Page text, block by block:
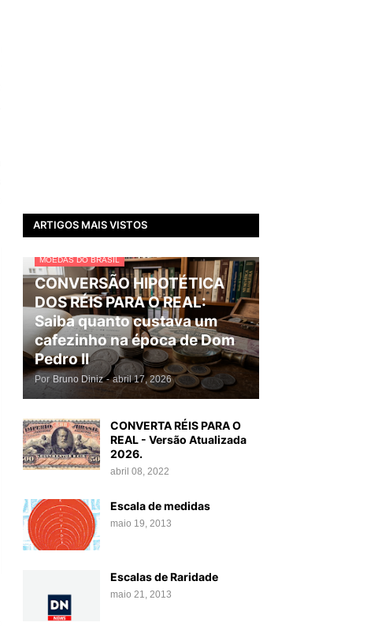
ARTIGOS MAIS VISTOS
MOEDAS DO BRASIL
CONVERSÃO HIPOTÉTICA
DOS RÉIS PARA O REAL:
Saiba quanto custava um
cafezinho na época de Dom
Pedro II
Por Bruno Diniz - abril 17, 2026
CONVERTA RÉIS PARA O
REAL - Versão Atualizada
2026.
abril 08, 2022
Escala de medidas
maio 19, 2013
Escalas de Raridade
maio 21, 2013